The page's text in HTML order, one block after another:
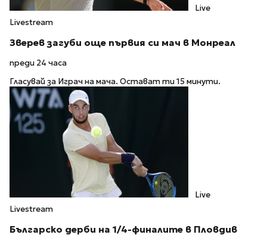
Live
Livestream
Зверев загуби още първия си мач в Монреал
преди 24 часа
Гласувай за Играч на мача. Остават ти 15 минути.
Live
Livestream
Българско дерби на 1/4-финалите в Пловдив